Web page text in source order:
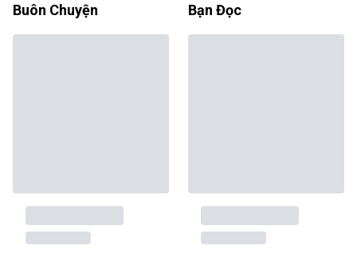
Buôn Chuyện Bạn Đọc